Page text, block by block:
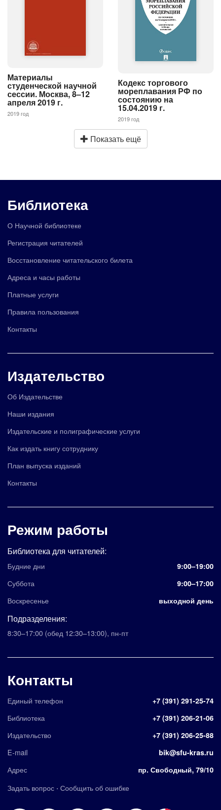
Материалы
студенческой научной
сессии. Москва, 8–12
апреля 2019 г.
2019 год
Кодекс торгового
мореплавания РФ по
состоянию на
15.04.2019 г.
2019 год
Показать ещё
Библиотека
О Научной библиотеке
Регистрация читателей
Восстановление читательского билета
Адреса и часы работы
Платные услуги
Правила пользования
Контакты
Издательство
Об Издательстве
Наши издания
Издательские и полиграфические услуги
Как издать книгу сотруднику
План выпуска изданий
Контакты
Режим работы
Библиотека для читателей:
Будние дни 9:00–19:00
Суббота 9:00–17:00
Воскресенье выходной день
Подразделения:
8:30–17:00 (обед 12:30–13:00), пн-пт
Контакты
Единый телефон +7 (391) 291-25-74
Библиотека +7 (391) 206-21-06
Издательство +7 (391) 206-25-88
E-mail bik@sfu-kras.ru
Адрес пр. Свободный, 79/10
Задать вопрос · Сообщить об ошибке